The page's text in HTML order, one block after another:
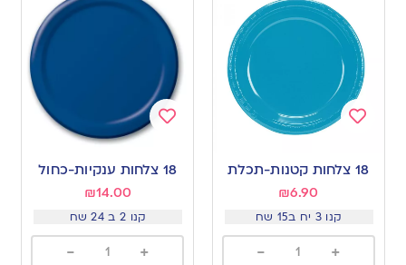
to
18 צלחות קטנות-תכלת
₪6.90
קנו 3 יח ב15 שח
+
-
to
18 צלחות ענקיות-כחול
₪14.00
קנו 2 ב 24 שח
+
-